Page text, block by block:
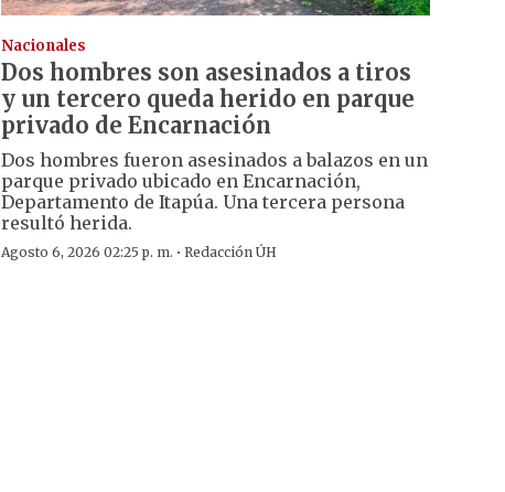
Nacionales
Dos hombres son asesinados a tiros
y un tercero queda herido en parque
privado de Encarnación
Dos hombres fueron asesinados a balazos en un
parque privado ubicado en Encarnación,
Departamento de Itapúa. Una tercera persona
resultó herida.
Agosto 6, 2026 02:25 p. m. · Redacción ÚH